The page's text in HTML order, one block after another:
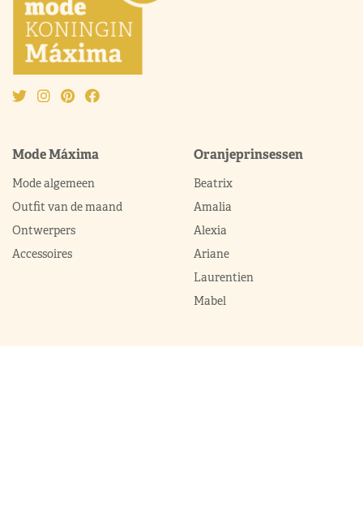
Mode Máxima
Mode algemeen
Outfit van de maand
Ontwerpers
Accessoires
Oranjeprinsessen
Beatrix
Amalia
Alexia
Ariane
Laurentien
Mabel